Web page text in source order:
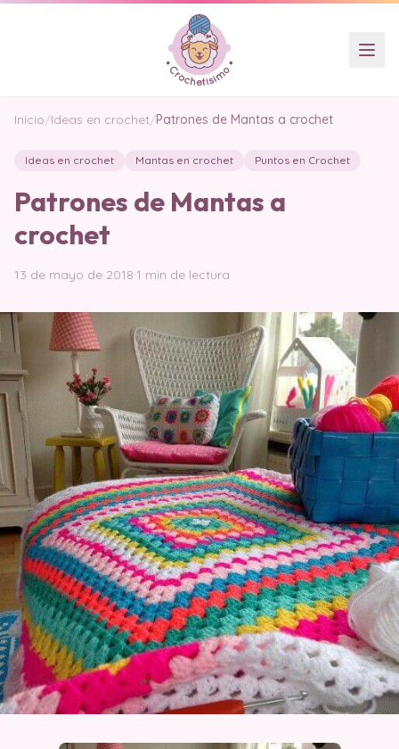
Inicio/Ideas en crochet/Patrones de Mantas a crochet
Ideas en crochet Mantas en crochet Puntos en Crochet
Patrones de Mantas a
crochet
13 de mayo de 2018·1 min de lectura